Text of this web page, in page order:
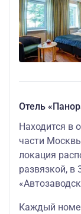
Отель
Находится в
части
локация
развязкой, в
Каждый